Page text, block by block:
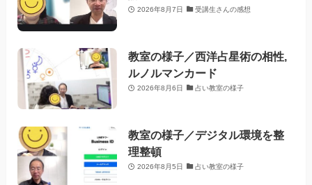
2026年8月7日 受講生さんの感想
教室の様子／西洋占星術の相性,
ルノルマンカード
2026年8月6日 占い教室の様子
教室の様子／デジタル環境を整
理整頓
2026年8月5日 占い教室の様子